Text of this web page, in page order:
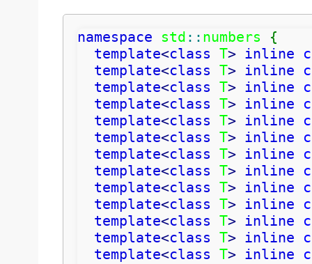
namespace std :: numbers
{
template<class T> inline
template<class T> inline
template<class T> inline
template<class T> inline
template<class T> inline
template<class T> inline
template<class T> inline
template<class T> inline
template<class T> inline
template<class T> inline
template<class T> inline
template<class T> inline
template<class T> inline